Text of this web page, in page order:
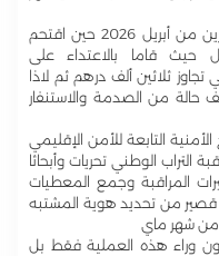
وتعود تفاصيل القضية إلى الثالث والعشرين من أبريل 2026 حين اقتحم
حيث قاما بالاعتداء على
ثلاثين ألف درهم ثم لاذا
حالة من الصدمة والاستنفار
التابعة للأمن الإقليمي
التراب الوطني تحريات وأبحاثا
المراقبة وجمع المعطيات
قصير من تحديد هوية المشتبه
من شهر ماي
وراء هذه العملية فقط بل